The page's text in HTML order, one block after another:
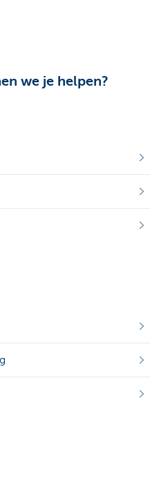
we je helpen?